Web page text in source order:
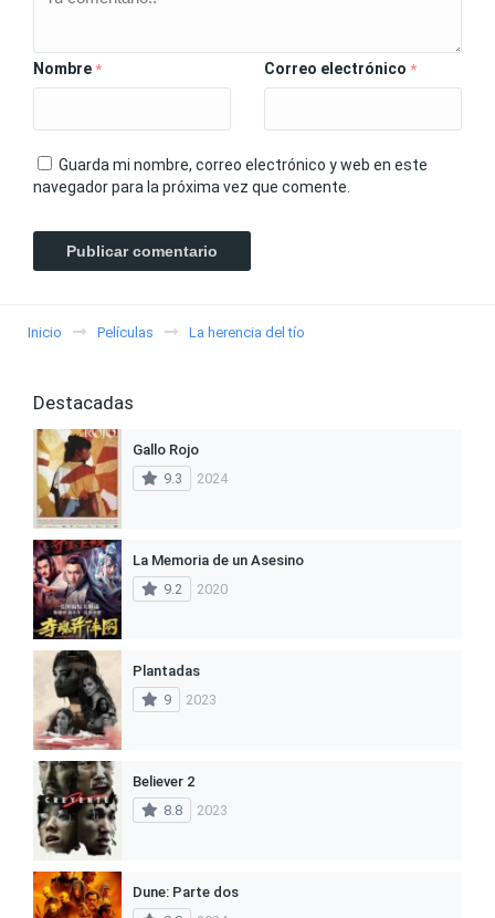
Nombre * Correo electrónico *
Guarda mi nombre, correo electrónico y web en este
navegador para la próxima vez que comente.
Inicio Películas La herencia del tío
Destacadas
Gallo Rojo
9.3
2024
La Memoria de un Asesino
9.2
2020
Plantadas
9
2023
Believer 2
8.8
2023
Dune: Parte dos